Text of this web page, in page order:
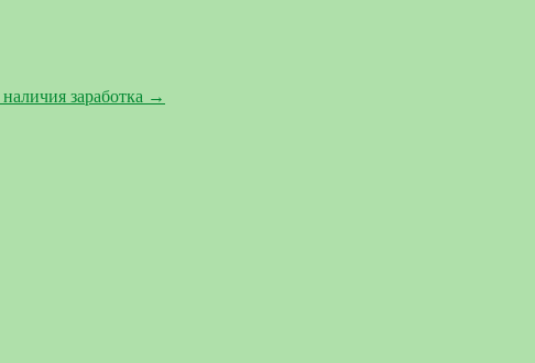
заработка →